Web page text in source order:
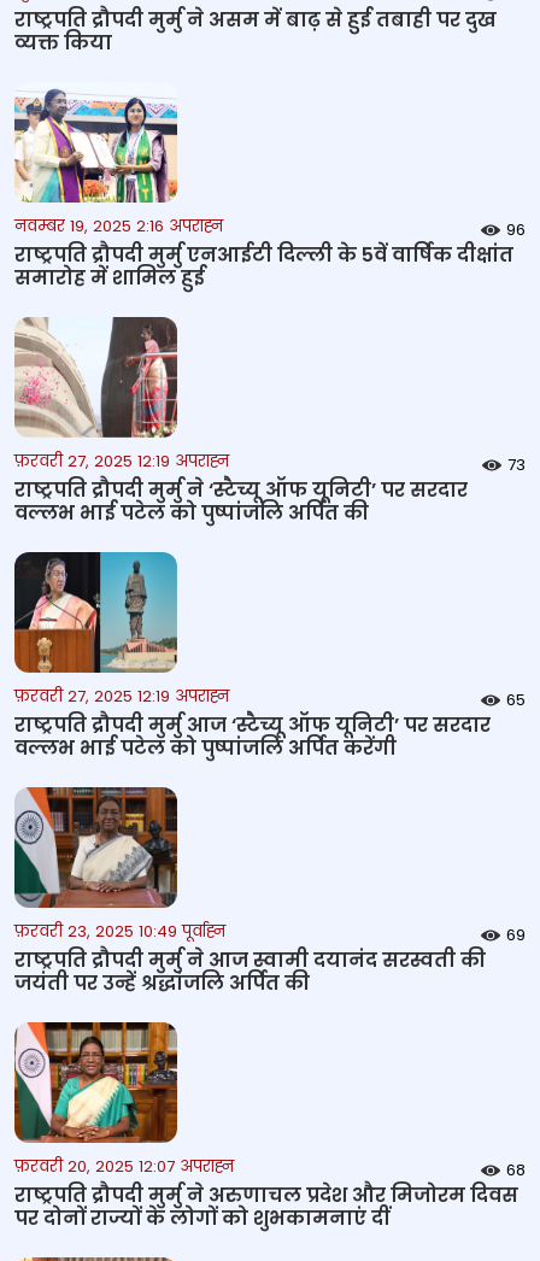
राष्ट्रपति द्रौपदी मुर्मु ने असम में बाढ़ से हुई तबाही पर दुख
व्यक्त किया
नवम्बर 19, 2025 2:16 अपराह्न 96
राष्ट्रपति द्रौपदी मुर्मु एनआईटी दिल्ली के 5वें वार्षिक दीक्षांत
समारोह में शामिल हुई
फ़रवरी 27, 2025 12:19 अपराह्न 73
राष्ट्रपति द्रौपदी मुर्मु ने ‘स्टैच्यू ऑफ यूनिटी’ पर सरदार
वल्लभ भाई पटेल को पुष्पांजलि अर्पित की
फ़रवरी 27, 2025 12:19 अपराह्न 65
राष्ट्रपति द्रौपदी मुर्मु आज ‘स्टैच्यू ऑफ यूनिटी’ पर सरदार
वल्लभ भाई पटेल को पुष्पांजलि अर्पित करेंगी
फ़रवरी 23, 2025 10:49 पूर्वाह्न 69
राष्ट्रपति द्रौपदी मुर्मु ने आज स्वामी दयानंद सरस्वती की
जयंती पर उन्हें श्रद्धांजलि अर्पित की
फ़रवरी 20, 2025 12:07 अपराह्न 68
राष्ट्रपति द्रौपदी मुर्मु ने अरुणाचल प्रदेश और मिजोरम दिवस
पर दोनों राज्यों के लोगों को शुभकामनाएं दीं